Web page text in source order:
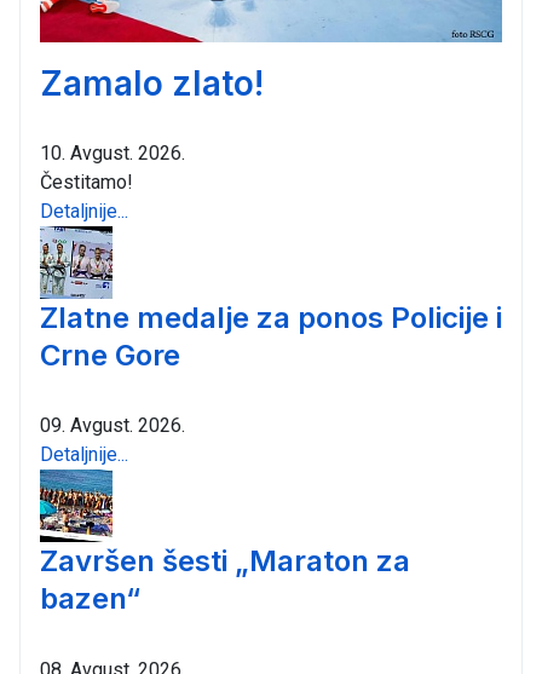
Zamalo zlato!
10. Avgust. 2026.
Čestitamo!
Detaljnije...
Zlatne medalje za ponos Policije i
Crne Gore
09. Avgust. 2026.
Detaljnije...
Završen šesti „Maraton za
bazen“